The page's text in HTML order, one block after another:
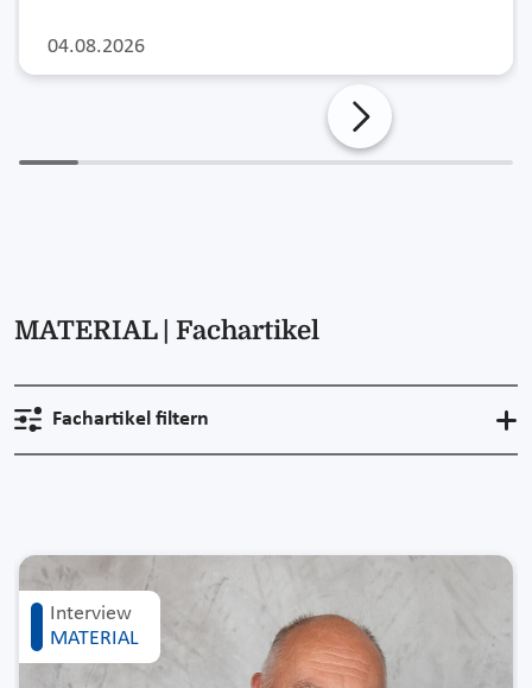
04.08.2026
MATERIAL | Fachartikel
Fachartikel filtern
Interview
MATERIAL